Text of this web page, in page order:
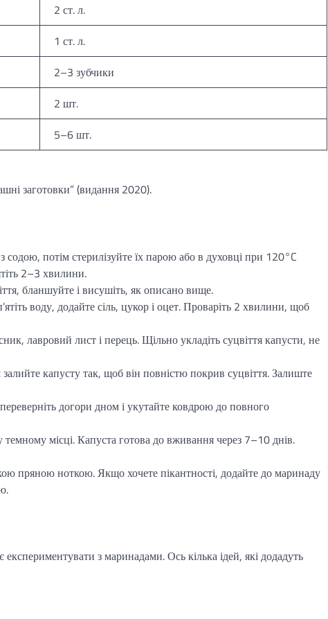
2 ст. л.
1 ст. л.
2–3 зубчики
2 шт.
5–6 шт.
заготовки” (видання 2020).
потім стерилізуйте їх парою або в духовці при 120°C
2–3 хвилини.
бланшуйте і висушіть, як описано вище.
воду, додайте сіль, цукор і оцет. Проваріть 2 хвилини, щоб
лавровий лист і перець. Щільно укладіть суцвіття капусти, не
капусту так, щоб він повністю покрив суцвіття. Залиште
догори дном і укутайте ковдрою до повного
темному місці. Капуста готова до вживання через 7–10 днів.
пряною ноткою. Якщо хочете пікантності, додайте до маринаду
з маринадами. Ось кілька ідей, які додадуть